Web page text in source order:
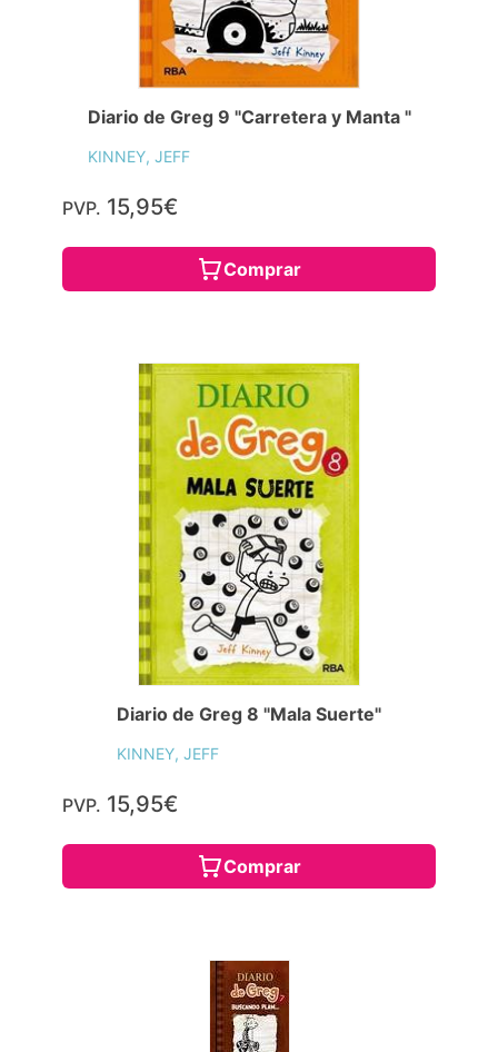
Diario de Greg 9 "Carretera y Manta "
KINNEY, JEFF
PVP. 15,95€
Comprar
Diario de Greg 8 "Mala Suerte"
KINNEY, JEFF
PVP. 15,95€
Comprar